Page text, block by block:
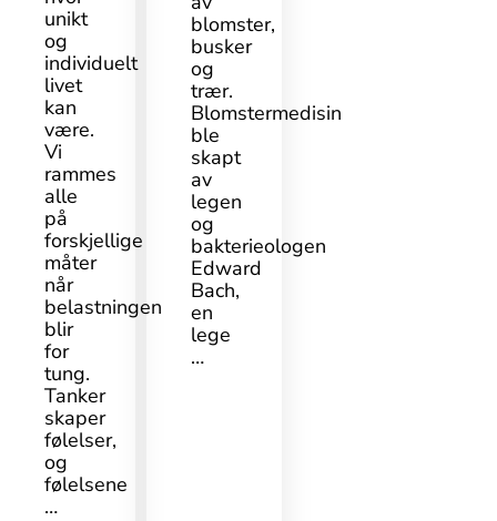
unikt
og
individuelt
livet
kan
være.
Vi
rammes
alle
på
forskjellige
måter
når
belastningen
blir
for
tung.
Tanker
skaper
følelser,
og
følelsene
…
blomster,
busker
og
trær.
Blomstermedisin
ble
skapt
av
legen
og
bakterieologen
Edward
Bach,
en
lege
…